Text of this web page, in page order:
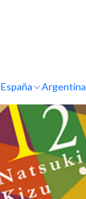
España Argentina